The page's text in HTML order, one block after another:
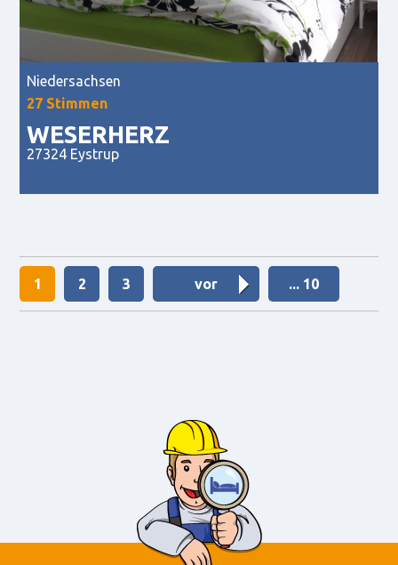
Niedersachsen
27 Stimmen
WESERHERZ
27324 Eystrup
1 2 3 vor ... 10